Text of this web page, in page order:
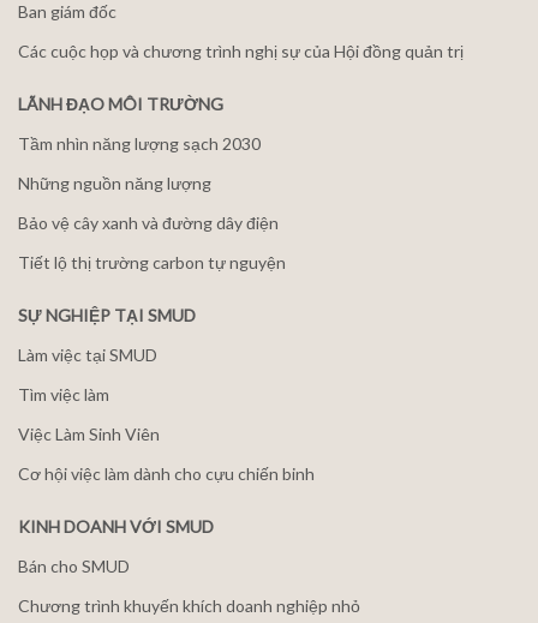
Ban giám đốc
Các cuộc họp và chương trình nghị sự của Hội đồng quản trị
LÃNH ĐẠO MÔI TRƯỜNG
Tầm nhìn năng lượng sạch 2030
Những nguồn năng lượng
Bảo vệ cây xanh và đường dây điện
Tiết lộ thị trường carbon tự nguyện
SỰ NGHIỆP TẠI SMUD
Làm việc tại SMUD
Tìm việc làm
Việc Làm Sinh Viên
Cơ hội việc làm dành cho cựu chiến binh
KINH DOANH VỚI SMUD
Bán cho SMUD
Chương trình khuyến khích doanh nghiệp nhỏ